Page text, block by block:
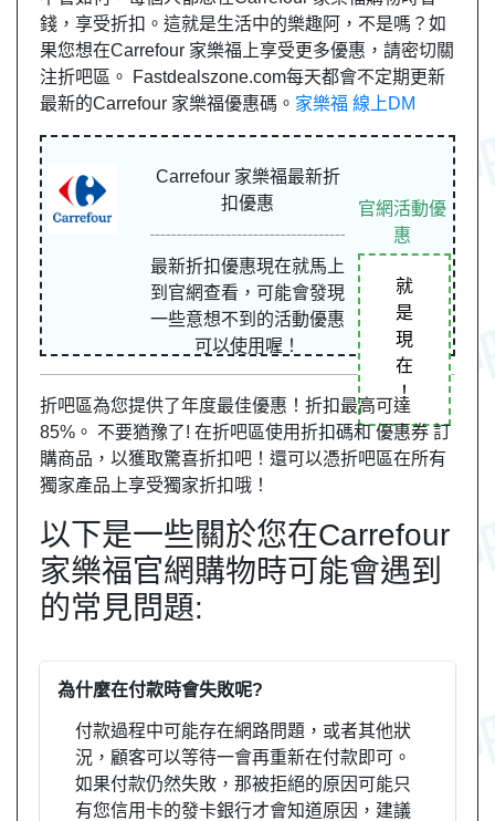
錢，享受折扣。這就是生活中的樂趣阿，不是嗎？如
果您想在Carrefour 家樂福上享受更多優惠，請密切關
注折吧區。 Fastdealszone.com每天都會不定期更新
最新的Carrefour 家樂福優惠碼。 家樂福 線上DM
Carrefour 家樂福最新折
扣優惠
最新折扣優惠現在就馬上
到官網查看，可能會發現
一些意想不到的活動優惠
可以使用喔！
官網活動優
惠
就
是
現
在
！
折吧區為您提供了年度最佳優惠！折扣最高可達
85%。 不要猶豫了! 在折吧區使用折扣碼和 優惠券 訂
購商品，以獲取驚喜折扣吧！還可以憑折吧區在所有
獨家產品上享受獨家折扣哦！
以下是一些關於您在Carrefour
家樂福官網購物時可能會遇到
的常見問題:
為什麼在付款時會失敗呢?
付款過程中可能存在網路問題，或者其他狀
況，顧客可以等待一會再重新在付款即可。
如果付款仍然失敗，那被拒絕的原因可能只
有您信用卡的發卡銀行才會知道原因，建議